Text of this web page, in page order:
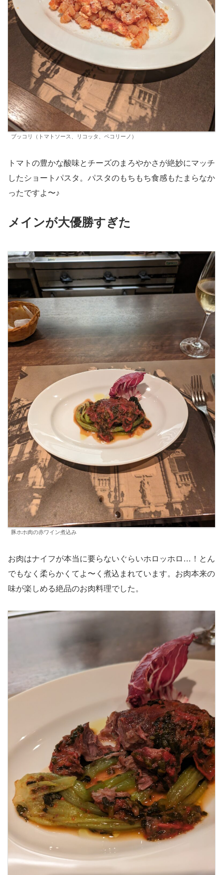
ブッコリ（トマトソース、リコッタ、ペコリーノ）
トマトの豊かな酸味とチーズのまろやかさが絶妙にマッチ
したショートパスタ。パスタのもちもち食感もたまらなか
ったですよ〜♪
メインが大優勝すぎた
豚ホホ肉の赤ワイン煮込み
お肉はナイフが本当に要らないぐらいホロッホロ…！とん
でもなく柔らかくてよ〜く煮込まれています。お肉本来の
味が楽しめる絶品のお肉料理でした。